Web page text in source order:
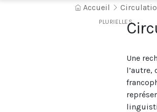
PLURIELLES
Accueil
Une
l’autre,